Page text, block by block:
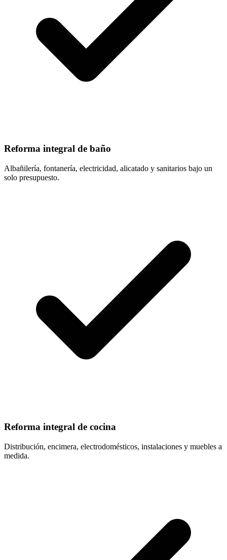
Reforma integral de baño
Albañilería, fontanería, electricidad, alicatado y sanitarios bajo un
solo presupuesto.
Reforma integral de cocina
Distribución, encimera, electrodomésticos, instalaciones y muebles a
medida.